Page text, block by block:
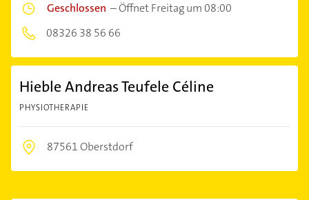
Geschlossen –Öffnet Freitag um 08:00
08326 38 56 66
Hieble Andreas Teufele Céline
PHYSIOTHERAPIE
87561 Oberstdorf